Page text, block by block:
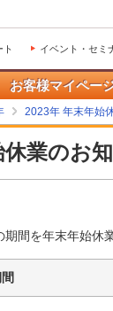
ト イベント・セミ
お客様マイペー
2023年 年末年始
業のお
間を年末年始休